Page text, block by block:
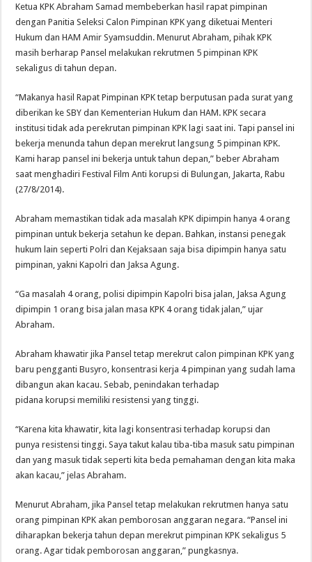
Ketua KPK Abraham Samad membeberkan hasil rapat pimpinan
dengan Panitia Seleksi Calon Pimpinan KPK yang diketuai Menteri
Hukum dan HAM Amir Syamsuddin. Menurut Abraham, pihak KPK
masih berharap Pansel melakukan rekrutmen 5 pimpinan KPK
sekaligus di tahun depan.
“Makanya hasil Rapat Pimpinan KPK tetap berputusan pada surat yang
diberikan ke SBY dan Kementerian Hukum dan HAM. KPK secara
institusi tidak ada perekrutan pimpinan KPK lagi saat ini. Tapi pansel ini
bekerja menunda tahun depan merekrut langsung 5 pimpinan KPK.
Kami harap pansel ini bekerja untuk tahun depan,” beber Abraham
saat menghadiri Festival Film Anti korupsi di Bulungan, Jakarta, Rabu
(27/8/2014).
Abraham memastikan tidak ada masalah KPK dipimpin hanya 4 orang
pimpinan untuk bekerja setahun ke depan. Bahkan, instansi penegak
hukum lain seperti Polri dan Kejaksaan saja bisa dipimpin hanya satu
pimpinan, yakni Kapolri dan Jaksa Agung.
“Ga masalah 4 orang, polisi dipimpin Kapolri bisa jalan, Jaksa Agung
dipimpin 1 orang bisa jalan masa KPK 4 orang tidak jalan,” ujar
Abraham.
Abraham khawatir jika Pansel tetap merekrut calon pimpinan KPK yang
baru pengganti Busyro, konsentrasi kerja 4 pimpinan yang sudah lama
dibangun akan kacau. Sebab, penindakan terhadap
pidana korupsi memiliki resistensi yang tinggi.
“Karena kita khawatir, kita lagi konsentrasi terhadap korupsi dan
punya resistensi tinggi. Saya takut kalau tiba-tiba masuk satu pimpinan
dan yang masuk tidak seperti kita beda pemahaman dengan kita maka
akan kacau,” jelas Abraham.
Menurut Abraham, jika Pansel tetap melakukan rekrutmen hanya satu
orang pimpinan KPK akan pemborosan anggaran negara. “Pansel ini
diharapkan bekerja tahun depan merekrut pimpinan KPK sekaligus 5
orang. Agar tidak pemborosan anggaran,” pungkasnya.